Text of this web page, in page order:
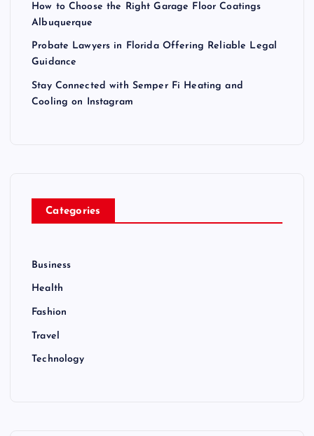
How to Choose the Right Garage Floor Coatings
Albuquerque
Probate Lawyers in Florida Offering Reliable Legal
Guidance
Stay Connected with Semper Fi Heating and
Cooling on Instagram
Categories
Business
Health
Fashion
Travel
Technology